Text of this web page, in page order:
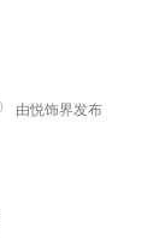
由悦饰界发布